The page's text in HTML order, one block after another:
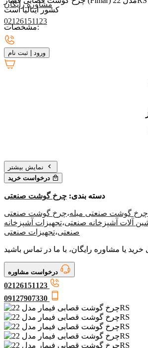
مشاوره رایگان
02126151123
ورود ثبت نام
کشور ایتالیا است
مشخصات:
نمایش بیشتر
درخواست خرید
دسته بندی: چرخ گوشت صنعتی
چرخ گوشت صنعتی مبله،چرخ گوشت صنعتی
آلات آشپزخانه صنعتی،تجهیزات آشپزخانه
صنعتی،تجهیزات صنعتی
درخواست مشاوره
02126151123
09127907330